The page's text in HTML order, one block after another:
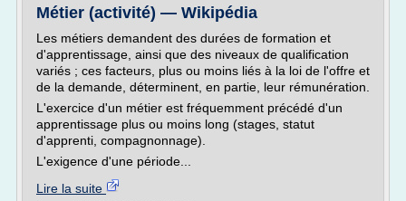
Métier (activité) — Wikipédia
Les métiers demandent des durées de formation et
d'apprentissage, ainsi que des niveaux de qualification
variés ; ces facteurs, plus ou moins liés à la loi de l'offre et
de la demande, déterminent, en partie, leur rémunération.
L'exercice d'un métier est fréquemment précédé d'un
apprentissage plus ou moins long (stages, statut
d'apprenti, compagnonnage).
L'exigence d'une période...
Lire la suite